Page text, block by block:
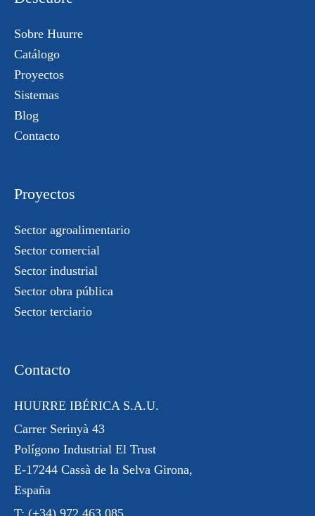
Sobre Huurre
Catálogo
Proyectos
Sistemas
Blog
Contacto
Proyectos
Sector agroalimentario
Sector comercial
Sector industrial
Sector obra pública
Sector terciario
Contacto
HUURRE IBÉRICA S.A.U.
Carrer Serinyà 43
Polígono Industrial El Trust
E-17244 Cassà de la Selva Girona,
España
T: (+34) 972 463 085